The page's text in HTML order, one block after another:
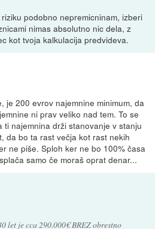
podobno nepremicninam, izberi
nimas absolutno nic dela, z
kot tvoja kalkulacija predvideva.
je 200 evrov najemnine minimum, da
ni prav veliko nad tem. To se
ti najemnina drži stanovanje v stanju
da bo ta rast večja kot rast nekih
ne piše. Sploh ker ne bo 100% časa
samo če moraš oprat denar...
let je cca 290.000€ BREZ obrestno